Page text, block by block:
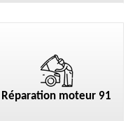
Réparation moteur 91